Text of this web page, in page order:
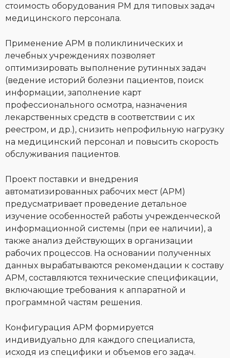
стоимость оборудования РМ для типовых задач
медицинского персонала.
Применение АРМ в поликлинических и
лечебных учреждениях позволяет
оптимизировать выполнение рутинных задач
(ведение историй болезни пациентов, поиск
информации, заполнение карт
профессионального осмотра, назначения
лекарственных средств в соответствии с их
реестром, и др.), снизить непрофильную нагрузку
на медицинский персонал и повысить скорость
обслуживания пациентов.
Проект поставки и внедрения
автоматизированных рабочих мест (АРМ)
предусматривает проведение детальное
изучение особенностей работы учрежденческой
информационной системы (при ее наличии), а
также анализ действующих в организации
рабочих процессов. На основании полученных
данных вырабатываются рекомендации к составу
АРМ, составляются технические спецификации,
включающие требования к аппаратной и
программной частям решения.
Конфигурация АРМ формируется
индивидуально для каждого специалиста,
исходя из специфики и объемов его задач.